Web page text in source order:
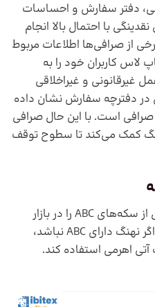
فنی، دفتر سفارش و احساسات
با احتمال بالا انجام
از صرافی‌ها اطلاعات مربوط
لاس کاربران خود را به
غیرقانونی و غیراخلاقی
دفترچه سفارش نشان داده
صرافی است. با این حال صرافی
نهنگ کمک می‌کند تا سطوح توقف
سپس نهنگ باید مقدار مشخصی از سکه‌های ABC را در بازار
بفروشد تا قیمت را پایین بیاورد. اگر نهنگ دارای ABC نباشد،
اهرمی استفاده کند.